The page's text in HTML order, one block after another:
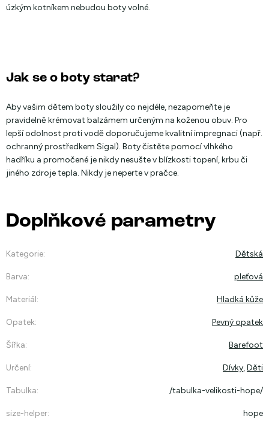
úzkým kotníkem nebudou boty volné.
Jak se o boty starat?
Aby vašim dětem boty sloužily co nejdéle, nezapomeňte je
pravidelně krémovat balzámem určeným na koženou obuv. Pro
lepší odolnost proti vodě doporučujeme kvalitní impregnaci (např.
ochranný prostředkem Sigal). Boty čistěte pomocí vlhkého
hadříku a promočené je nikdy nesušte v blízkosti topení, krbu či
jiného zdroje tepla. Nikdy je neperte v pračce.
Doplňkové parametry
Kategorie: Dětská
Barva: pleťová
Materiál: Hladká kůže
Opatek: Pevný opatek
Šířka: Barefoot
Určení: Dívky,Děti
Tabulka: /tabulka-velikosti-hope/
size-helper: hope